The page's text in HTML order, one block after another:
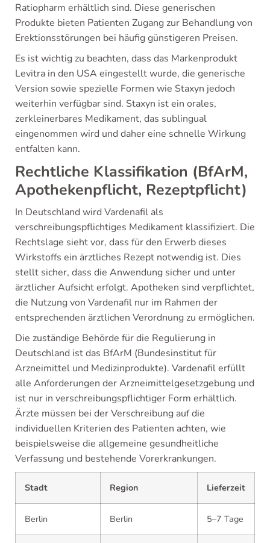
Ratiopharm erhältlich sind. Diese generischen
Produkte bieten Patienten Zugang zur Behandlung von
Erektionsstörungen bei häufig günstigeren Preisen.
Es ist wichtig zu beachten, dass das Markenprodukt
Levitra in den USA eingestellt wurde, die generische
Version sowie spezielle Formen wie Staxyn jedoch
weiterhin verfügbar sind. Staxyn ist ein orales,
zerkleinerbares Medikament, das sublingual
eingenommen wird und daher eine schnelle Wirkung
entfalten kann.
Rechtliche Klassifikation (BfArM,
Apothekenpflicht, Rezeptpflicht)
In Deutschland wird Vardenafil als
verschreibungspflichtiges Medikament klassifiziert. Die
Rechtslage sieht vor, dass für den Erwerb dieses
Wirkstoffs ein ärztliches Rezept notwendig ist. Dies
stellt sicher, dass die Anwendung sicher und unter
ärztlicher Aufsicht erfolgt. Apotheken sind verpflichtet,
die Nutzung von Vardenafil nur im Rahmen der
entsprechenden ärztlichen Verordnung zu ermöglichen.
Die zuständige Behörde für die Regulierung in
Deutschland ist das BfArM (Bundesinstitut für
Arzneimittel und Medizinprodukte). Vardenafil erfüllt
alle Anforderungen der Arzneimittelgesetzgebung und
ist nur in verschreibungspflichtiger Form erhältlich.
Ärzte müssen bei der Verschreibung auf die
individuellen Kriterien des Patienten achten, wie
beispielsweise die allgemeine gesundheitliche
Verfassung und bestehende Vorerkrankungen.
Stadt Region Lieferzeit
Berlin Berlin 5–7 Tage